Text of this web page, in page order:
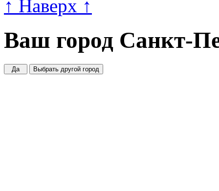
↑ Наверх ↑
Ваш город Санкт-
Да Выбрать другой город